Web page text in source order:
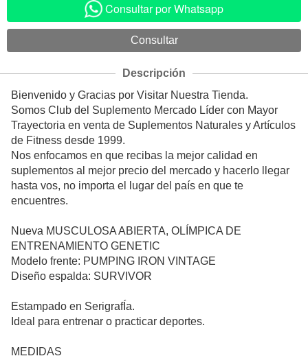
Consultar por Whatsapp
Descripción
Bienvenido y Gracias por Visitar Nuestra Tienda.
Somos Club del Suplemento Mercado Líder con Mayor
Trayectoria en venta de Suplementos Naturales y Artículos
de Fitness desde 1999.
Nos enfocamos en que recibas la mejor calidad en
suplementos al mejor precio del mercado y hacerlo llegar
hasta vos, no importa el lugar del país en que te
encuentres.
Nueva MUSCULOSA ABIERTA, OLÍMPICA DE
ENTRENAMIENTO GENETIC
Modelo frente: PUMPING IRON VINTAGE
Diseño espalda: SURVIVOR
Estampado en SerigrafÍa.
Ideal para entrenar o practicar deportes.
MEDIDAS